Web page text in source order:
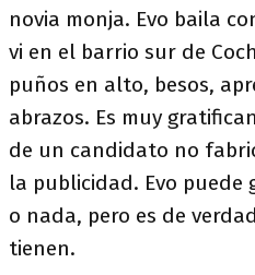
novia monja. Evo baila
vi en el barrio sur de
puños en alto, besos,
abrazos. Es muy
de un candidato no
la publicidad. Evo
o nada, pero es de
tienen.